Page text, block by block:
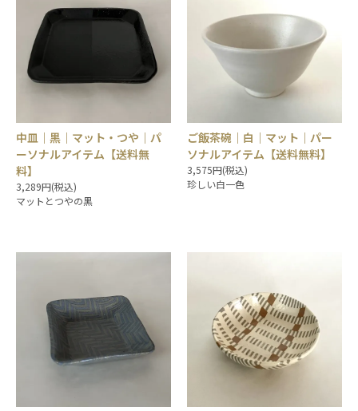
中皿｜黒｜マット・つや｜パ
ーソナルアイテム【送料無
料】
3,289円(税込)
マットとつやの黒
ご飯茶碗｜白｜マット｜パー
ソナルアイテム【送料無料】
3,575円(税込)
珍しい白一色